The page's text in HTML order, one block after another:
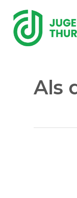
main
content
Als